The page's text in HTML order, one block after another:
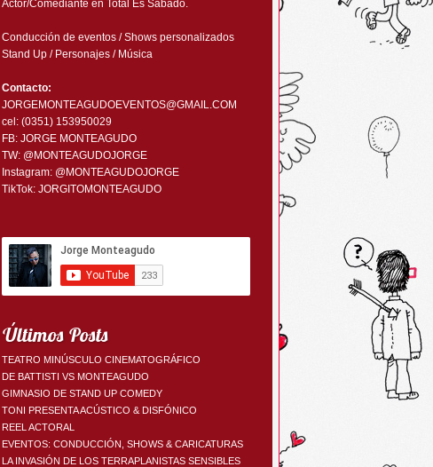
Actor/Comediante en Total Es Sábado.
Conducción de eventos / Shows personalizados
Stand Up / Personajes / Música
Contacto:
JORGEMONTEAGUDOEVENTOS@GMAIL.COM
cel: (0351) 153950029
FB: JORGE MONTEAGUDO
TW: @MONTEAGUDOJORGE
Instagram: @MONTEAGUDOJORGE
TikTok: JORGITOMONTEAGUDO
Últimos Posts
TEATRO MINÚSCULO CINEMATOGRÁFICO
DE BATTISTI VS MONTEAGUDO
GIMNASIO DE STAND UP COMEDY
TONI PRESENTA ACÚSTICO & DISFÓNICO
REEL ACTORAL
EVENTOS: CONDUCCIÓN, SHOWS & CARICATURAS
LA INVASIÓN DE LOS TERRAPLANISTAS SENSIBLES